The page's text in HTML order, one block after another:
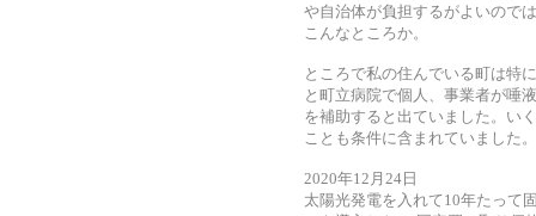
や自治体が負担するがよいので
こんなところか。
ところで私の住んでいる町は特
と町立病院で個人、事業者が唾
を補助すると出ていました。い
ことも条件に含まれていました。
2020年12月24日
太陽光発電を入れて10年たって